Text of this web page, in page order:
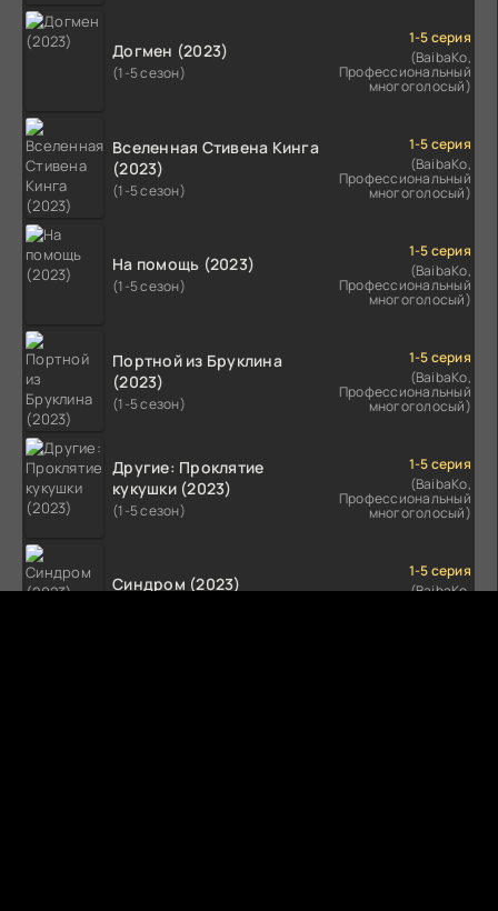
Догмен (2023)
(1-5 сезон)
1-5 серия
(BaibaKo,
Профессиональный
многоголосый)
Вселенная Стивена Кинга
(2023)
(1-5 сезон)
1-5 серия
(BaibaKo,
Профессиональный
многоголосый)
На помощь (2023)
(1-5 сезон)
1-5 серия
(BaibaKo,
Профессиональный
многоголосый)
Портной из Бруклина
(2023)
(1-5 сезон)
1-5 серия
(BaibaKo,
Профессиональный
многоголосый)
Другие: Проклятие
кукушки (2023)
(1-5 сезон)
1-5 серия
(BaibaKo,
Профессиональный
многоголосый)
Синдром (2023)
1-5 серия
(BaibaKo,